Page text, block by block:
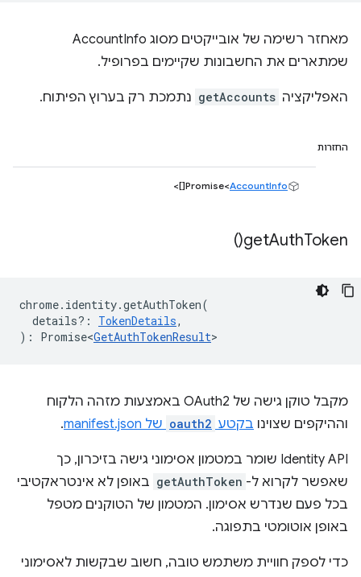
מאחזר רשימה של אובייקטים מסוג AccountInfo
שמתארים את החשבונות שקיימים בפרופיל.
האפליקציה getAccounts נתמכת רק בערוץ הפיתוח.
החזרות
Promise<AccountInfo
[]>
getAuthToken(
)
chrome. identity.getAuthToken(
details? : TokenDetails,
) : Promise<GetAuthTokenResult>
מקבל טוקן גישה של OAuth2 באמצעות מזהה הלקוח
וההיקפים שצוינו בקטע oauth2 של manifest.json .
‫Identity API שומר במטמון אסימוני גישה בזיכרון, כך
שאפשר לקרוא ל- getAuthToken באופן לא אינטראקטיבי
בכל פעם שנדרש אסימון. המטמון של הטוקנים מטפל
באופן אוטומטי בתפוגה.
כדי לספק חוויית משתמש טובה, חשוב שבקשות לאסימוני